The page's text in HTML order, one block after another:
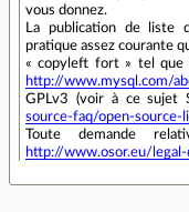
vous donnez.
La publication de liste
pratique assez courante
« copyleft fort » tel que
http://www.mysql.com/
GPLv3 (voir à ce sujet
source-faq/open-source-
Toute demande
http://www.osor.eu/